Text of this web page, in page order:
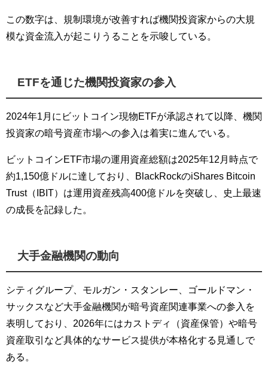
この数字は、規制環境が改善すれば機関投資家からの大規
模な資金流入が起こりうることを示唆している。
ETFを通じた機関投資家の参入
2024年1月にビットコイン現物ETFが承認されて以降、機関
投資家の暗号資産市場への参入は着実に進んでいる。
ビットコインETF市場の運用資産総額は2025年12月時点で
約1,150億ドルに達しており、BlackRockのiShares Bitcoin
Trust（IBIT）は運用資産残高400億ドルを突破し、史上最速
の成長を記録した。
大手金融機関の動向
シティグループ、モルガン・スタンレー、ゴールドマン・
サックスなど大手金融機関が暗号資産関連事業への参入を
表明しており、2026年にはカストディ（資産保管）や暗号
資産取引など具体的なサービス提供が本格化する見通しで
ある。